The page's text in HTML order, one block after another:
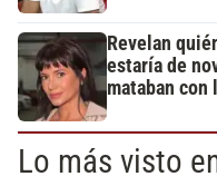
Revelan
estaría de
mataban con
Lo más visto